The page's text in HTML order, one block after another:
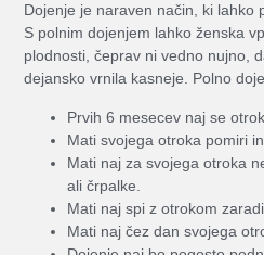
Dojenje je naraven način, ki lahko
S polnim dojenjem lahko ženska
plodnosti, čeprav ni vedno nujno,
dejansko vrnila kasneje. Polno
Prvih 6 mesecev naj se
Mati svojega otroka pomiri
Mati naj za svojega otroka
ali črpalke.
Mati naj spi z otrokom
Mati naj čez dan svojega